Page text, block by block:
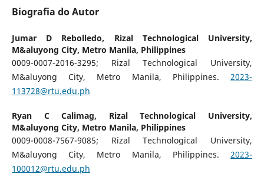
Biografia do Autor
Jumar D Rebolledo, Rizal Technological University,
M&aluyong City, Metro Manila, Philippines
0009-0007-2016-3295; Rizal Technological University,
M&aluyong City, Metro Manila, Philippines.2023-
113728@rtu.edu.ph
Ryan C Calimag, Rizal Technological University,
M&aluyong City, Metro Manila, Philippines
0009-0008-7567-9085; Rizal Technological University,
M&aluyong City, Metro Manila, Philippines.2023-
100012@rtu.edu.ph